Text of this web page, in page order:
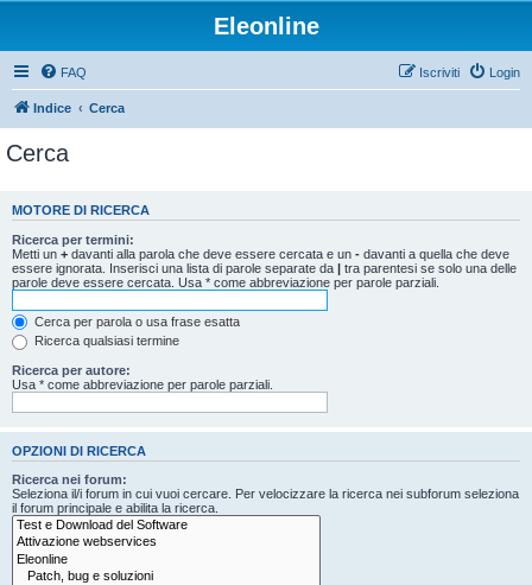
Eleonline
FAQ Login
Iscriviti
Indice Cerca
Cerca
MOTORE DI RICERCA
Ricerca per termini:
Metti un + davanti alla parola che deve essere cercata e un - davanti a quella che deve
essere ignorata. Inserisci una lista di parole separate da | tra parentesi se solo una delle
parole deve essere cercata. Usa * come abbreviazione per parole parziali.
Cerca per parola o usa frase esatta
Ricerca qualsiasi termine
Ricerca per autore:
Usa * come abbreviazione per parole parziali.
OPZIONI DI RICERCA
Ricerca nei forum:
Seleziona il/i forum in cui vuoi cercare. Per velocizzare la ricerca nei subforum seleziona
il forum principale e abilita la ricerca.